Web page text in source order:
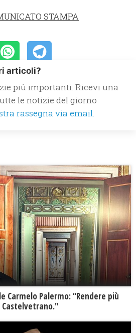
STAMPA
articoli?
più importanti. Ricevi una
le notizie del giorno
rassegna via email.
Carmelo Palermo: “Rendere più
Castelvetrano."